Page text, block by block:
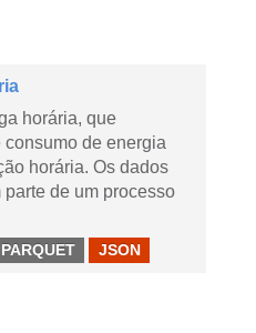
horária, que
de energia
horária. Os dados
de um processo
PARQUET JSON